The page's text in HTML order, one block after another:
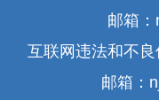
邮箱
互联网违法和不
邮箱：